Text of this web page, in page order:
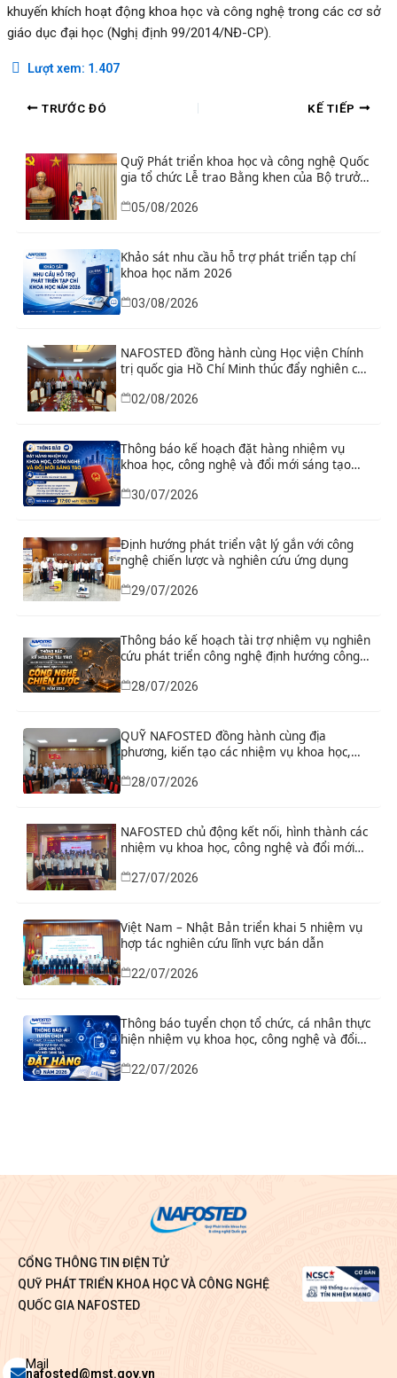
khuyến khích hoạt động khoa học và công nghệ trong các cơ sở
giáo dục đại học (Nghị định 99/2014/NĐ-CP).
Lượt xem: 1.407
TRƯỚC ĐÓ KẾ TIẾP
Quỹ Phát triển khoa học và công nghệ Quốc
gia tổ chức Lễ trao Bằng khen của Bộ trưởng
nhân có thành tích xuất sắc
05/08/2026
Khảo sát nhu cầu hỗ trợ phát triển tạp chí
khoa học năm 2026
03/08/2026
NAFOSTED đồng hành cùng Học viện Chính
trị quốc gia Hồ Chí Minh thúc đẩy nghiên cứu
02/08/2026
Thông báo kế hoạch đặt hàng nhiệm vụ
khoa học, công nghệ và đổi mới sáng tạo
“Nghiên cứu khoa học tổng kết thi hành, đề
xuất sửa đổi, bổ sung toàn diện Hiến pháp
30/07/2026
Định hướng phát triển vật lý gắn với công
nghệ chiến lược và nghiên cứu ứng dụng
29/07/2026
Thông báo kế hoạch tài trợ nhiệm vụ nghiên
cứu phát triển công nghệ định hướng công
nghệ chiến lược năm 2026
28/07/2026
QUỸ NAFOSTED đồng hành cùng địa
phương, kiến tạo các nhiệm vụ khoa học,
phát triển thực tiễn
28/07/2026
NAFOSTED chủ động kết nối, hình thành các
nhiệm vụ khoa học, công nghệ và đổi mới
Bình
27/07/2026
Việt Nam – Nhật Bản triển khai 5 nhiệm vụ
hợp tác nghiên cứu lĩnh vực bán dẫn
22/07/2026
Thông báo tuyển chọn tổ chức, cá nhân thực
hiện nhiệm vụ khoa học, công nghệ và đổi
22/07/2026
CỔNG THÔNG TIN ĐIỆN TỬ
QUỸ PHÁT TRIỂN KHOA HỌC VÀ CÔNG NGHỆ
QUỐC GIA NAFOSTED
Envelope
Mail
nafosted@mst.gov.vn